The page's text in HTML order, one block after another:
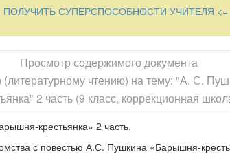
ПОЛУЧИТЬ СУПЕРСПОСОБНОСТИ УЧИТЕЛЯ <=
Просмотр содержимого документа
(литературному чтению) на тему: "А. С.
2 часть (9 класс, коррекционная
крестьянка» 2 часть.
с повестью А.С. Пушкина «Барышня-